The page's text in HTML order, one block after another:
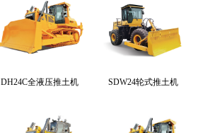
DH24C全液压推土机 SDW24轮式推土机